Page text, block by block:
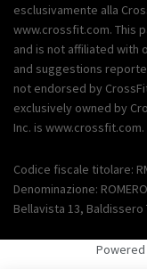
esclusivamente alla
www.crossfit.com. This
and is not affiliated with
and suggestions
not endorsed by
exclusively owned by
Inc. is www.crossfit.com.
Codice fiscale titolare:
Denominazione:
Bellavista 13, Baldissero